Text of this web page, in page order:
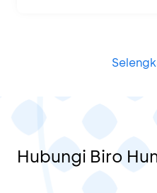
Hubungi Biro